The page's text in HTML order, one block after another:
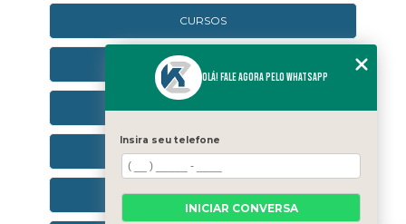
CURSOS
CURSOS ONLINE
CONTATO
CATEGORIAS
Olá! Fale agora pelo WhatsApp
Insira seu telefone
INICIAR CONVERSA